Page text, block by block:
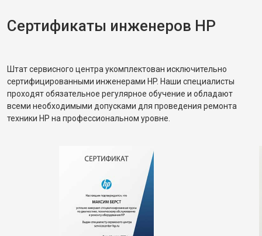
Сертификаты инженеров HP
Штат сервисного центра укомплектован исключительно
сертифицированными инженерами HP. Наши специалисты
проходят обязательное регулярное обучение и обладают
всеми необходимыми допусками для проведения ремонта
техники HP на профессиональном уровне.